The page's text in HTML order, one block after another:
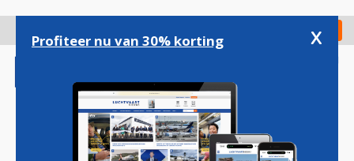
gaan
Check in
Profiteer nu van 30% korting x